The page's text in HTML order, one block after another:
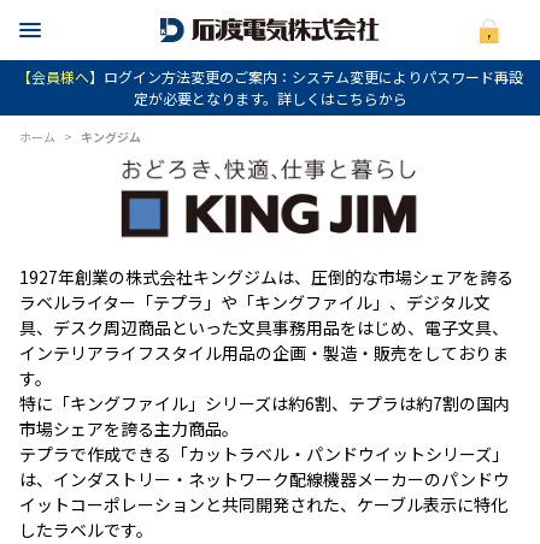
【会員様へ】 ログイン方法変更のご案内：システム変更によりパスワード再設
定が必要となります。詳しくはこちらから
ホーム > キングジム
1927年創業の株式会社キングジムは、圧倒的な市場シェアを誇る
ラベルライター「テプラ」や「キングファイル」、デジタル文
具、デスク周辺商品といった文具事務用品をはじめ、電子文具、
インテリアライフスタイル用品の企画・製造・販売をしておりま
す。
特に「キングファイル」シリーズは約6割、テプラは約7割の国内
市場シェアを誇る主力商品。
テプラで作成できる「カットラベル・パンドウイットシリーズ」
は、インダストリー・ネットワーク配線機器メーカーのパンドウ
イットコーポレーションと共同開発された、ケーブル表示に特化
したラベルです。